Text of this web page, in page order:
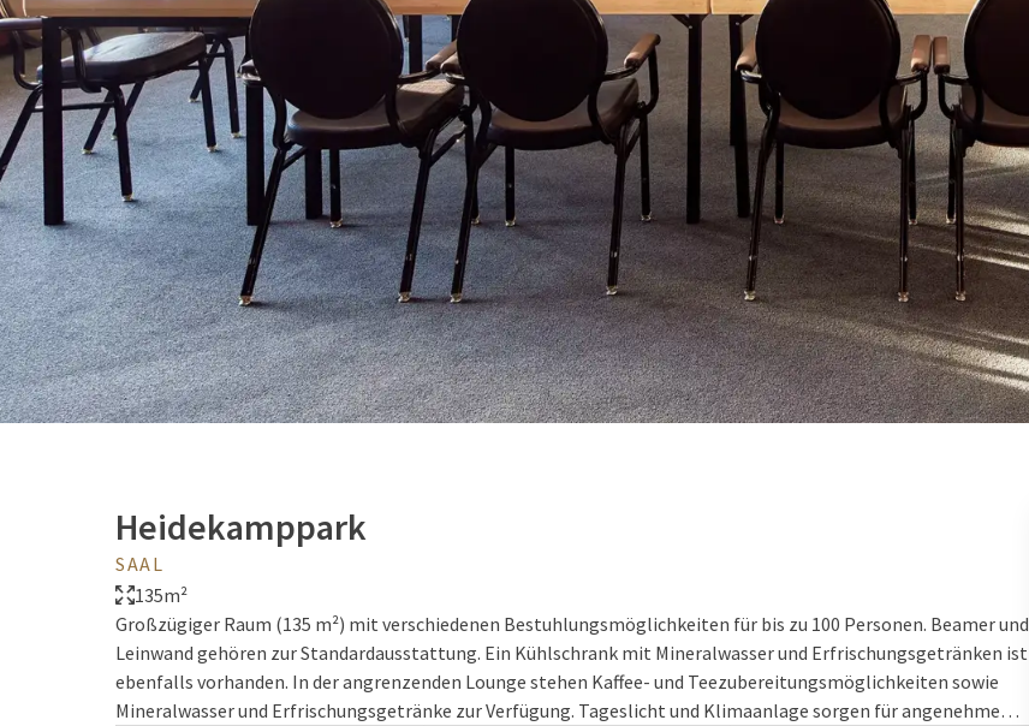
Heidekamppark
SAAL
135m²
Großzügiger Raum (135 m²) mit verschiedenen Bestuhlungsmöglichkeiten für bis zu 100 Personen. Beamer und
Leinwand gehören zur Standardausstattung. Ein Kühlschrank mit Mineralwasser und Erfrischungsgetränken ist
ebenfalls vorhanden. In der angrenzenden Lounge stehen Kaffee- und Teezubereitungsmöglichkeiten sowie
Mineralwasser und Erfrischungsgetränke zur Verfügung. Tageslicht und Klimaanlage sorgen für angenehme